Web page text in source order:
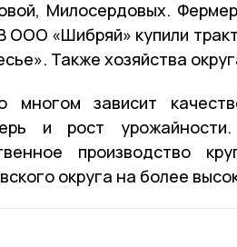
Милосердовых.
«Шибряй» купили
Также хозяйства
зависит
и рост
производство
округа на более